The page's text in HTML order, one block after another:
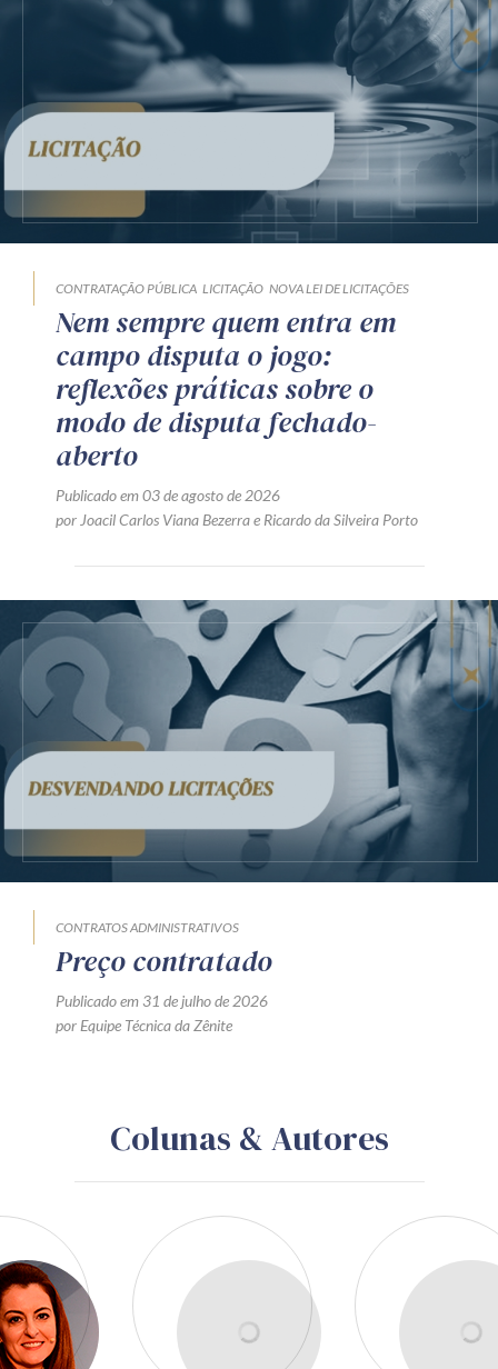
CONTRATAÇÃO PÚBLICA LICITAÇÃO NOVA LEI DE LICITAÇÕES
Nem sempre quem entra em
campo disputa o jogo:
reflexões práticas sobre o
modo de disputa fechado-
aberto
Publicado em 03 de agosto de 2026
por Joacil Carlos Viana Bezerrae Ricardo da Silveira Porto
CONTRATOS ADMINISTRATIVOS
Preço contratado
Publicado em 31 de julho de 2026
por Equipe Técnica da Zênite
Colunas & Autores